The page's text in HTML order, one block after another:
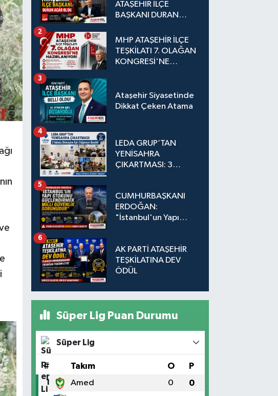
ATAŞEHİR İLÇE
BAŞKANI DURAN
MHP ATAŞEHİR İLÇE
TEŞKİLATI 7. OLAĞAN
KONGRESİ'NE
2
Ataşehir Siyasetinde
Dikkat Çeken Atama
3
LEDA GRUP’TAN
YENİSAHRA
ÇIKARTMASI: 3
4
CUMHURBAŞKANI
ERDOĞAN:
"İstanbul'un Yapı
Güvenlik Sorunudur"
5
AK PARTİ ATAŞEHİR
TEŞKİLATINA DEV
ÖDÜL
6
Süper Lig Puan Durumu
Süper Lig
# Takım O P
1 Amed 0 0